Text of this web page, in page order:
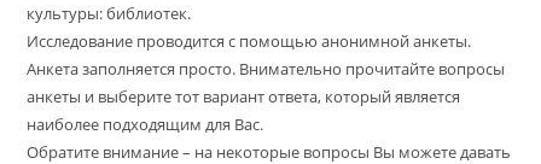
культуры: библиотек.
Исследование проводится с помощью анонимной анкеты.
Анкета заполняется просто. Внимательно прочитайте вопросы
анкеты и выберите тот вариант ответа, который является
наиболее подходящим для Вас.
Обратите внимание – на некоторые вопросы Вы можете давать